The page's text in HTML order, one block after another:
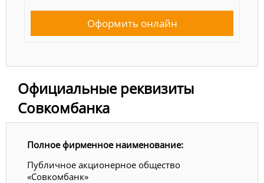
Оформить онлайн
Официальные реквизиты
Совкомбанка
Полное фирменное наименование:
Публичное акционерное общество
«Совкомбанк»